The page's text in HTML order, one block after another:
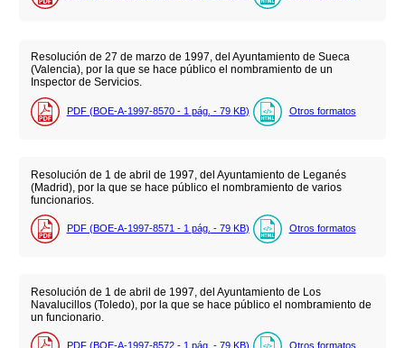
Resolución de 27 de marzo de 1997, del Ayuntamiento de Sueca
(Valencia), por la que se hace público el nombramiento de un
Inspector de Servicios.
PDF (BOE-A-1997-8570 - 1 pág. - 79 KB) Otros formatos
Resolución de 1 de abril de 1997, del Ayuntamiento de Leganés
(Madrid), por la que se hace público el nombramiento de varios
funcionarios.
PDF (BOE-A-1997-8571 - 1 pág. - 79 KB) Otros formatos
Resolución de 1 de abril de 1997, del Ayuntamiento de Los
Navalucillos (Toledo), por la que se hace público el nombramiento de
un funcionario.
PDF (BOE-A-1997-8572 - 1 pág. - 79 KB) Otros formatos